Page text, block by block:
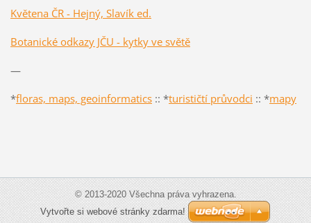
Květena ČR - Hejný, Slavík ed.
Botanické odkazy JČU - kytky ve světě
—
*floras, maps, geoinformatics:: *turističtí průvodci :: *mapy
© 2013-2020 Všechna práva vyhrazena.
Vytvořte si webové stránky zdarma!